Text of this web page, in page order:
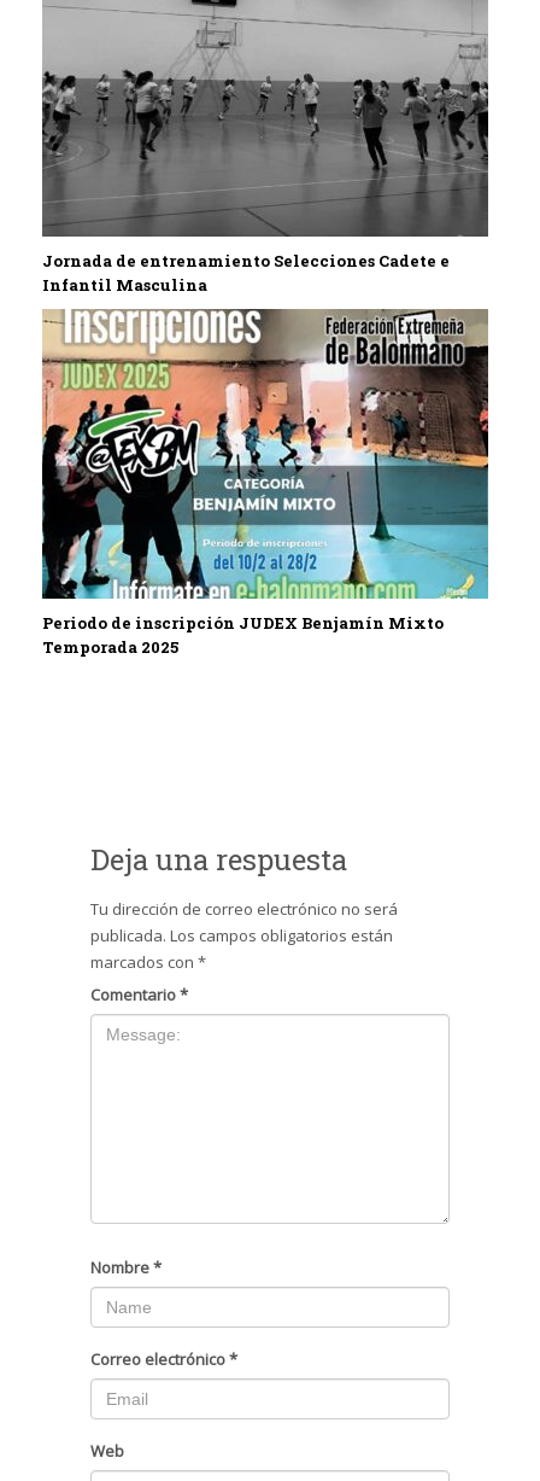
Jornada de entrenamiento Selecciones Cadete e
Infantil Masculina
Periodo de inscripción JUDEX Benjamín Mixto
Temporada 2025
Deja una respuesta
Tu dirección de correo electrónico no será
publicada. Los campos obligatorios están
marcados con *
Comentario*
Nombre*
Correo electrónico*
Web